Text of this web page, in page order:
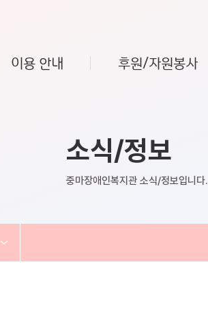
이용 안내 후원/자원봉사
소식/정보
중마장애인복지관 소식/정보입니다.